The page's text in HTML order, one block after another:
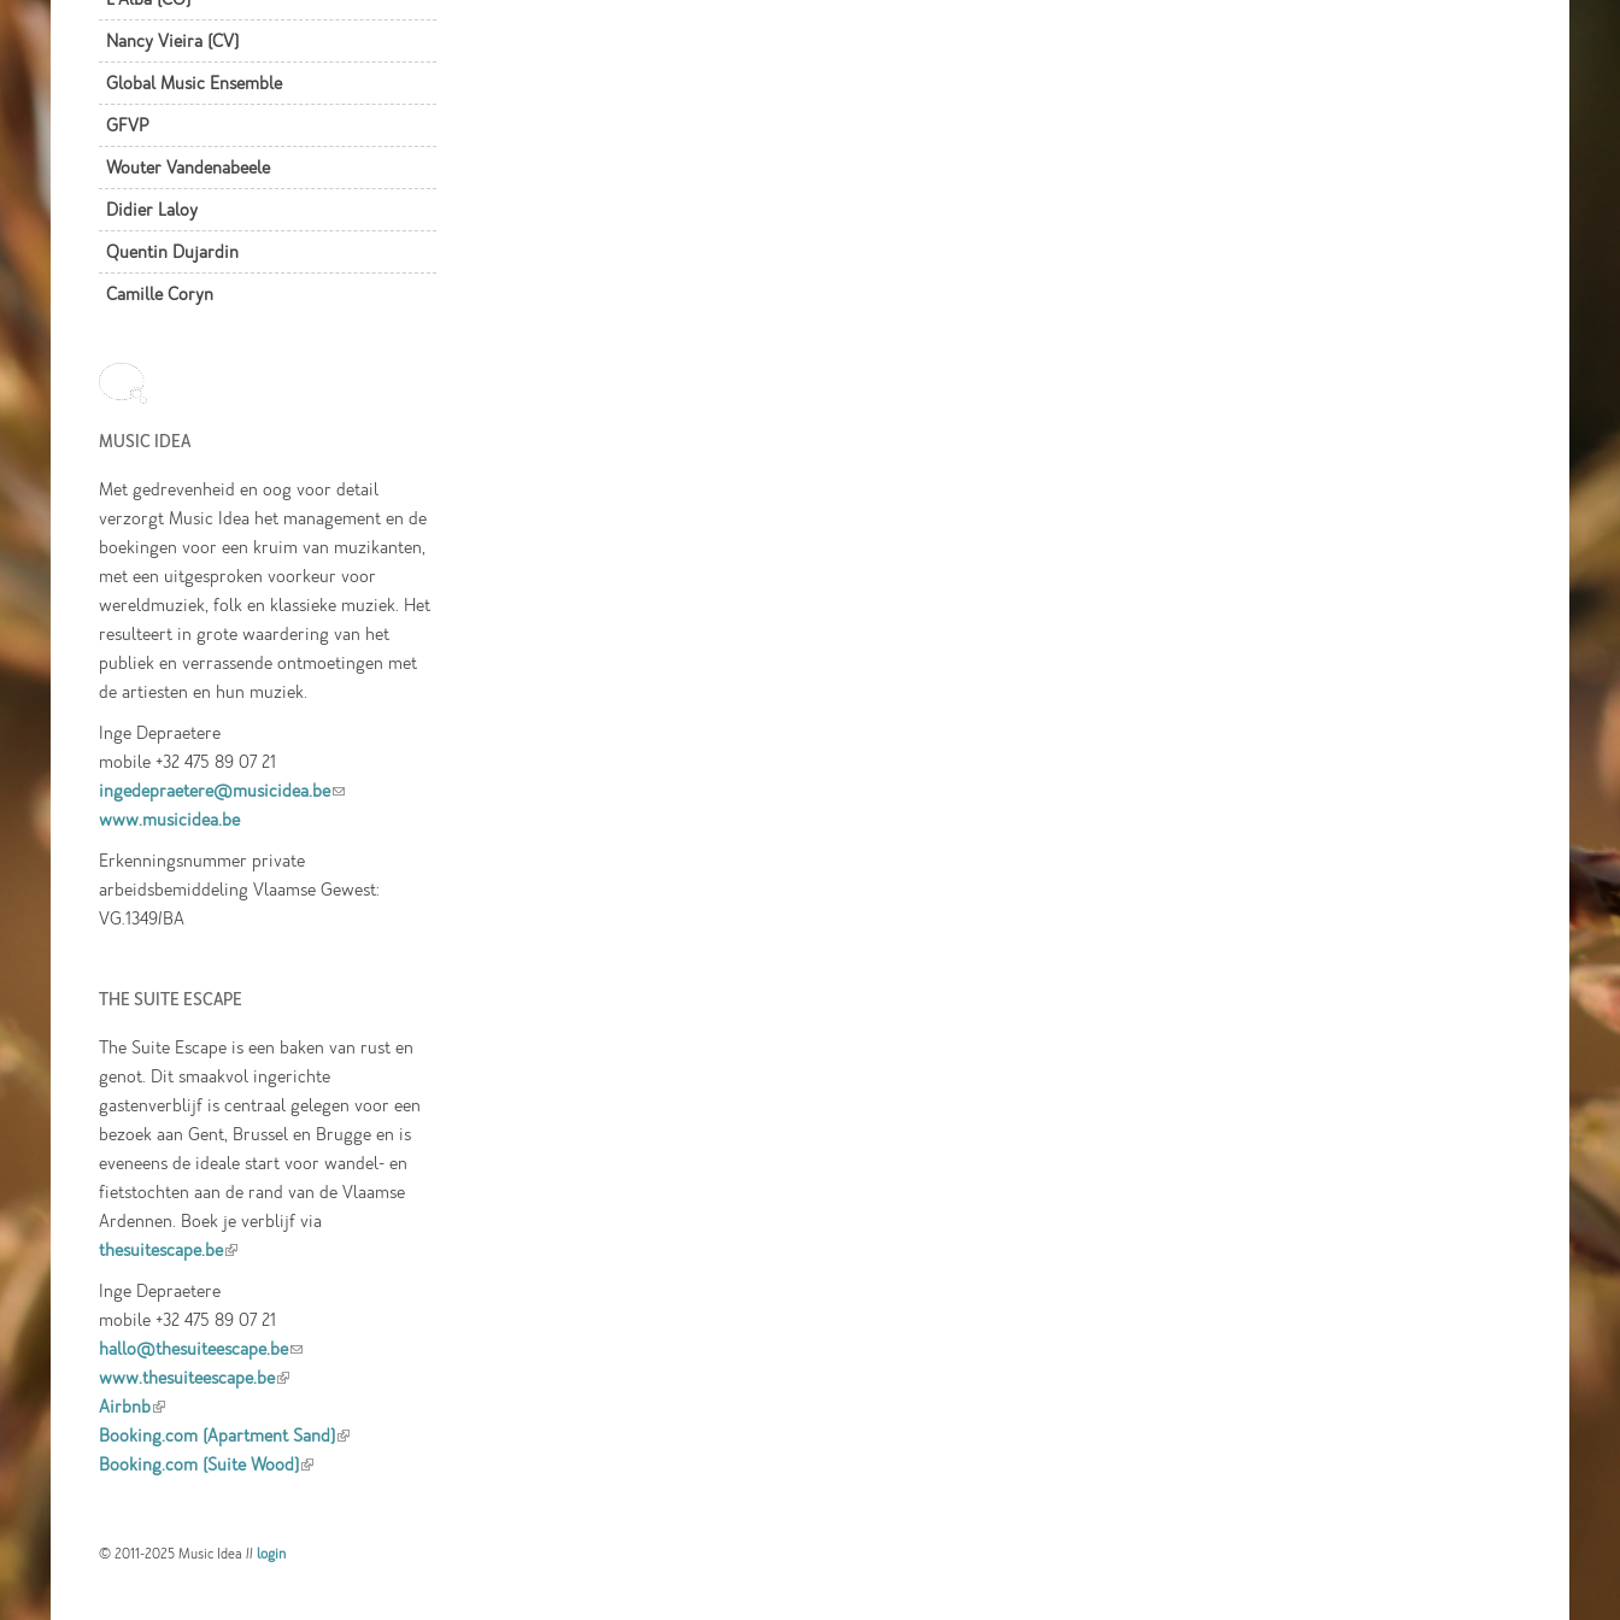
Nancy Vieira (CV)
Global Music Ensemble
GFVP
Wouter Vandenabeele
Didier Laloy
Quentin Dujardin
Camille Coryn
MUSIC IDEA
Met gedrevenheid en oog voor detail
verzorgt Music Idea het management en de
boekingen voor een kruim van muzikanten,
met een uitgesproken voorkeur voor
wereldmuziek, folk en klassieke muziek. Het
resulteert in grote waardering van het
publiek en verrassende ontmoetingen met
de artiesten en hun muziek.
Inge Depraetere
mobile +32 475 89 07 21
ingedepraetere@musicidea.be(link sends e-
www.musicidea.be
Erkenningsnummer private
arbeidsbemiddeling Vlaamse Gewest:
VG.1349/BA
THE SUITE ESCAPE
The Suite Escape is een baken van rust en
genot. Dit smaakvol ingerichte
gastenverblijf is centraal gelegen voor een
bezoek aan Gent, Brussel en Brugge en is
eveneens de ideale start voor wandel- en
fietstochten aan de rand van de Vlaamse
Ardennen. Boek je verblijf via
thesuitescape.be(link is external)
Inge Depraetere
mobile +32 475 89 07 21
hallo@thesuiteescape.be(link sends e-mail)
www.thesuiteescape.be(link is external)
Airbnb(link is external)
Booking.com (Apartment Sand)(link is
Booking.com (Suite Wood)(link is external)
© 2011-2025 Music Idea //login